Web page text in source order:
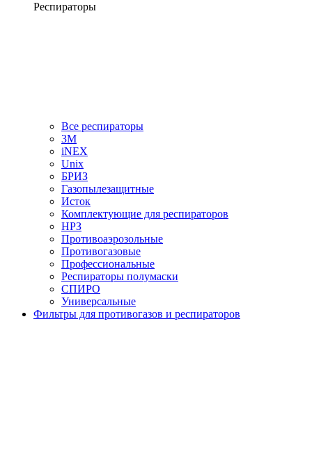
Респираторы
Все респираторы
3М
iNEX
Unix
БРИЗ
Газопылезащитные
Исток
Комплектующие для респираторов
НРЗ
Противоаэрозольные
Противогазовые
Профессиональные
Респираторы полумаски
СПИРО
Универсальные
Фильтры для противогазов и респираторов